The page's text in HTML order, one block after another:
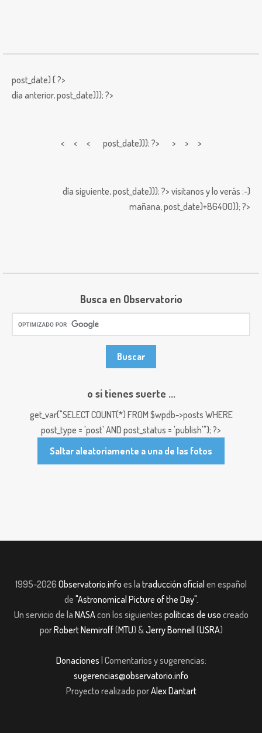
post_date) { ?>
día anterior,post_date))); ?>
< < < post_date))); ?> > > >
día siguiente,post_date))); ?> visitanos y lo verás ;-)
mañana,post_date)+86400)); ?>
Busca en Observatorio
o si tienes suerte ...
get_var("SELECT COUNT(*) FROM $wpdb->posts WHERE
post_type = 'post' AND post_status = 'publish'"); ?>
Saltar aleatoriamente a una de las fotos
1995-2026 Observatorio.info es la traducción oficial en español
de "Astronomical Picture of the Day".
Un servicio de la NASAcon los siguientes políticas de uso creado
porRobert Nemiroff(MTU) &Jerry Bonnell (USRA)
Donaciones | Comentarios y sugerencias:
sugerencias@observatorio.info
Proyecto realizado porAlex Dantart